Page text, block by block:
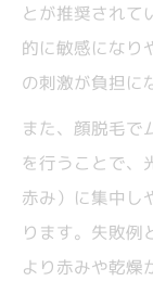
顔脱毛後
脱毛
ケア
脱毛
い
とが推奨されて
的に敏感になり
の刺激が負担に
また、顔脱毛で
を行うことで、
赤み）に集中し
ります。失敗例
より赤みや乾燥